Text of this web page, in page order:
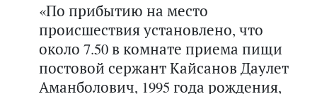
«По прибытию на место
происшествия установлено, что
около 7.50 в комнате приема пищи
постовой сержант Кайсанов Даулет
Аманболович, 1995 года рождения,